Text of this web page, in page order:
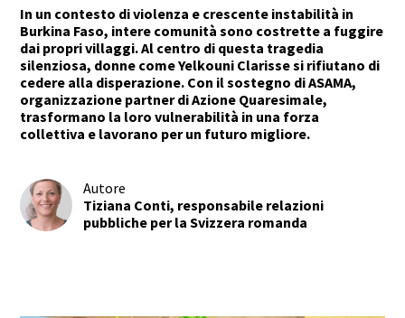
In un contesto di violenza e crescente instabilità in
Burkina Faso, intere comunità sono costrette a fuggire
dai propri villaggi. Al centro di questa tragedia
silenziosa, donne come Yelkouni Clarisse si rifiutano di
cedere alla disperazione. Con il sostegno di ASAMA,
organizzazione partner di Azione Quaresimale,
trasformano la loro vulnerabilità in una forza
collettiva e lavorano per un futuro migliore.
Autore
Tiziana Conti, responsabile relazioni
pubbliche per la Svizzera romanda